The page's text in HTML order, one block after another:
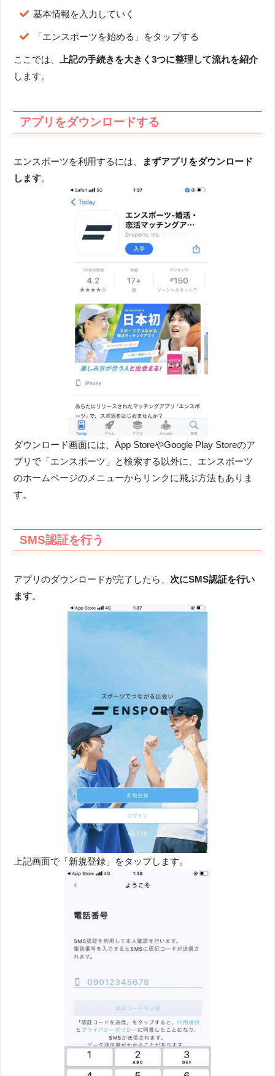
基本情報を入力していく
「エンスポーツを始める」をタップする
ここでは、上記の手続きを大きく3つに整理して流れを紹介
します。
アプリをダウンロードする
エンスポーツを利用するには、
まずアプリをダウンロード
します。
ダウンロード画面には、App StoreやGoogle Play Storeのア
プリで「エンスポーツ」と検索する以外に、エンスポーツ
のホームページのメニューからリンクに飛ぶ方法もありま
す。
SMS認証を行う
アプリのダウンロードが完了したら、次にSMS認証を行い
ます。
上記画面で「新規登録」をタップします。